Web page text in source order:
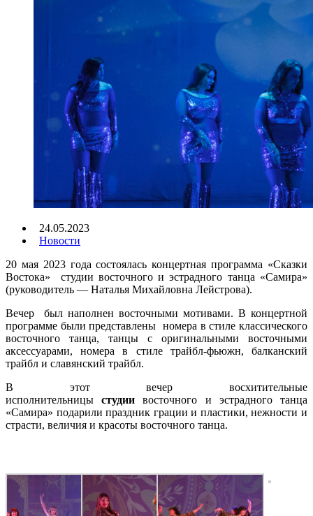
24.05.2023
Новости
20 мая 2023 года состоялась концертная программа «Сказки
Востока» студии восточного и эстрадного танца «Самира»
(руководитель — Наталья Михайловна Лейстрова).
Вечер был наполнен восточными мотивами. В концертной
программе были представлены номера в стиле классического
восточного танца, танцы с оригинальными восточными
аксессуарами, номера в стиле трайбл-фьюжн, балканский
трайбл и славянский трайбл.
В этот вечер восхитительные
исполнительницыстудии восточного и эстрадного танца
«Самира» подарили праздник грации и пластики, нежности и
страсти, величия и красоты восточного танца.